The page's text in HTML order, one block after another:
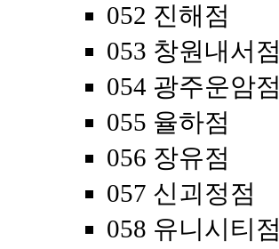
052 진해점
053 창원내서점
054 광주운암점
055 율하점
056 장유점
057 신괴정점
058 유니시티점